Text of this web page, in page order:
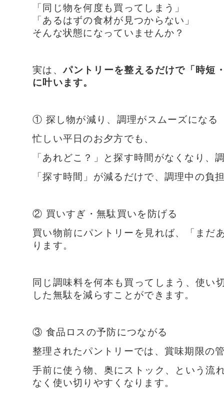
「同じ物を何度も買ってしまう」
「あるはずの食材が見つからない」
そんな状態になっていませんか？
実は、パントリーを整えるだけで「時短
に叶います。
① 探し物が減り、調理がスムーズになる
忙しい平日のお夕方でも、
「あれどこ？」と探す時間がなくなり、
「探す時間」が減るだけで、調理中の負
② 買いすぎ・無駄買いを防げる
買い物前にパントリーを見れば、「ま
ります。
同じ調味料を何本も買ってしまう、使
した無駄を減らすことができます。
③ 食品ロスの予防につながる
整理されたパントリーでは、賞味期限の
手前に使う物、奥にストック、という流
なく使い切りやすくなります。